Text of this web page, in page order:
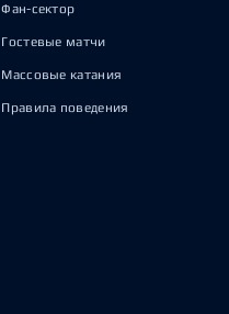
Фан-сектор
Гостевые матчи
Массовые катания
Правила поведения